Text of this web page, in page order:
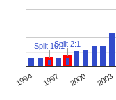
1994 1997 2000 2003
Split 10:1Split 2:1